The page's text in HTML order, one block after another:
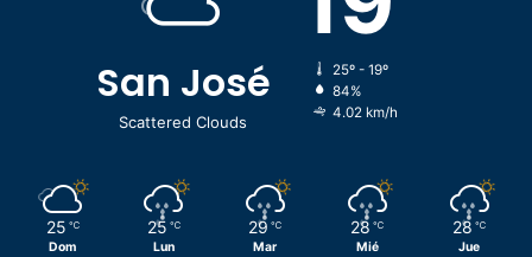
San José
Scattered Clouds
25º - 19º
84%
4.02 km/h
25 ℃
Dom
25 ℃
Lun
29 ℃
Mar
28 ℃
Mié
28 ℃
Jue